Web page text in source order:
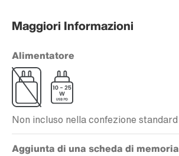
Maggiori Informazioni
Alimentatore
Non incluso nella confezione standard
Aggiunta di una scheda di memoria